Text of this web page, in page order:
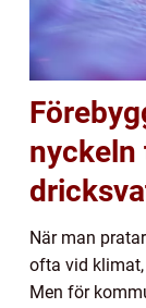
nyckeln
När man
ofta vid
Men för